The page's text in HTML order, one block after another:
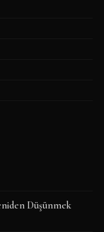
Düşünmek